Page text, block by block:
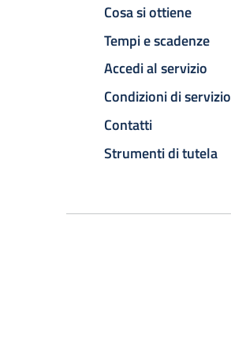
Cosa si ottiene
Tempi e scadenze
Accedi al servizio
Condizioni di servizio
Contatti
Strumenti di tutela